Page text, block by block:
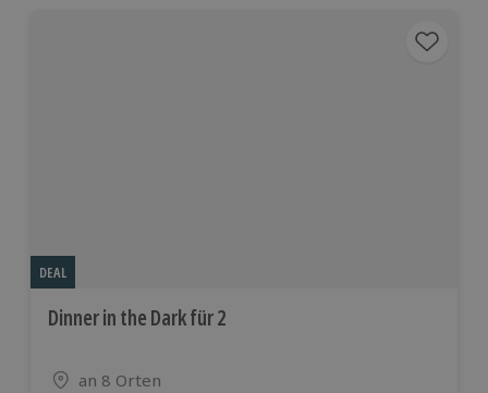
DEAL
Dinner in the Dark für 2
Standort
an 8 Orten